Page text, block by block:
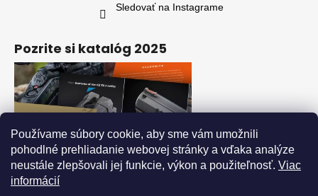
Používame súbory cookie, aby sme vám umožnili
pohodlné prehliadanie webovej stránky a vďaka analýze
neustále zlepšovali jej funkcie, výkon a použiteľnosť. Viac
informácií
Sledovať na Instagrame
Pozrite si katalóg 2025